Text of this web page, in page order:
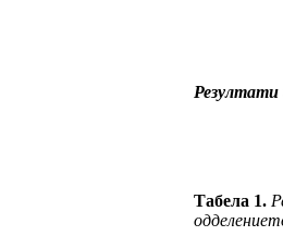
Резултати
Табела 1.